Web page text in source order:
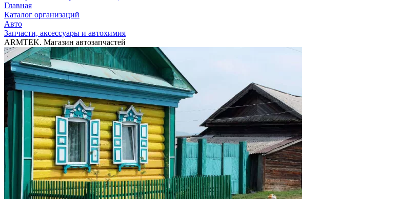
Главная
Каталог организаций
Авто
Запчасти, аксессуары и автохимия
ARMTEK. Магазин автозапчастей